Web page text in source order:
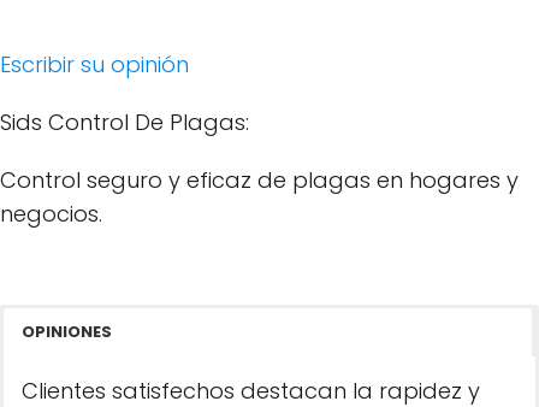
Escribir su opinión
Sids Control De Plagas:
Control seguro y eficaz de plagas en hogares y
negocios.
OPINIONES
Clientes satisfechos destacan la rapidez y